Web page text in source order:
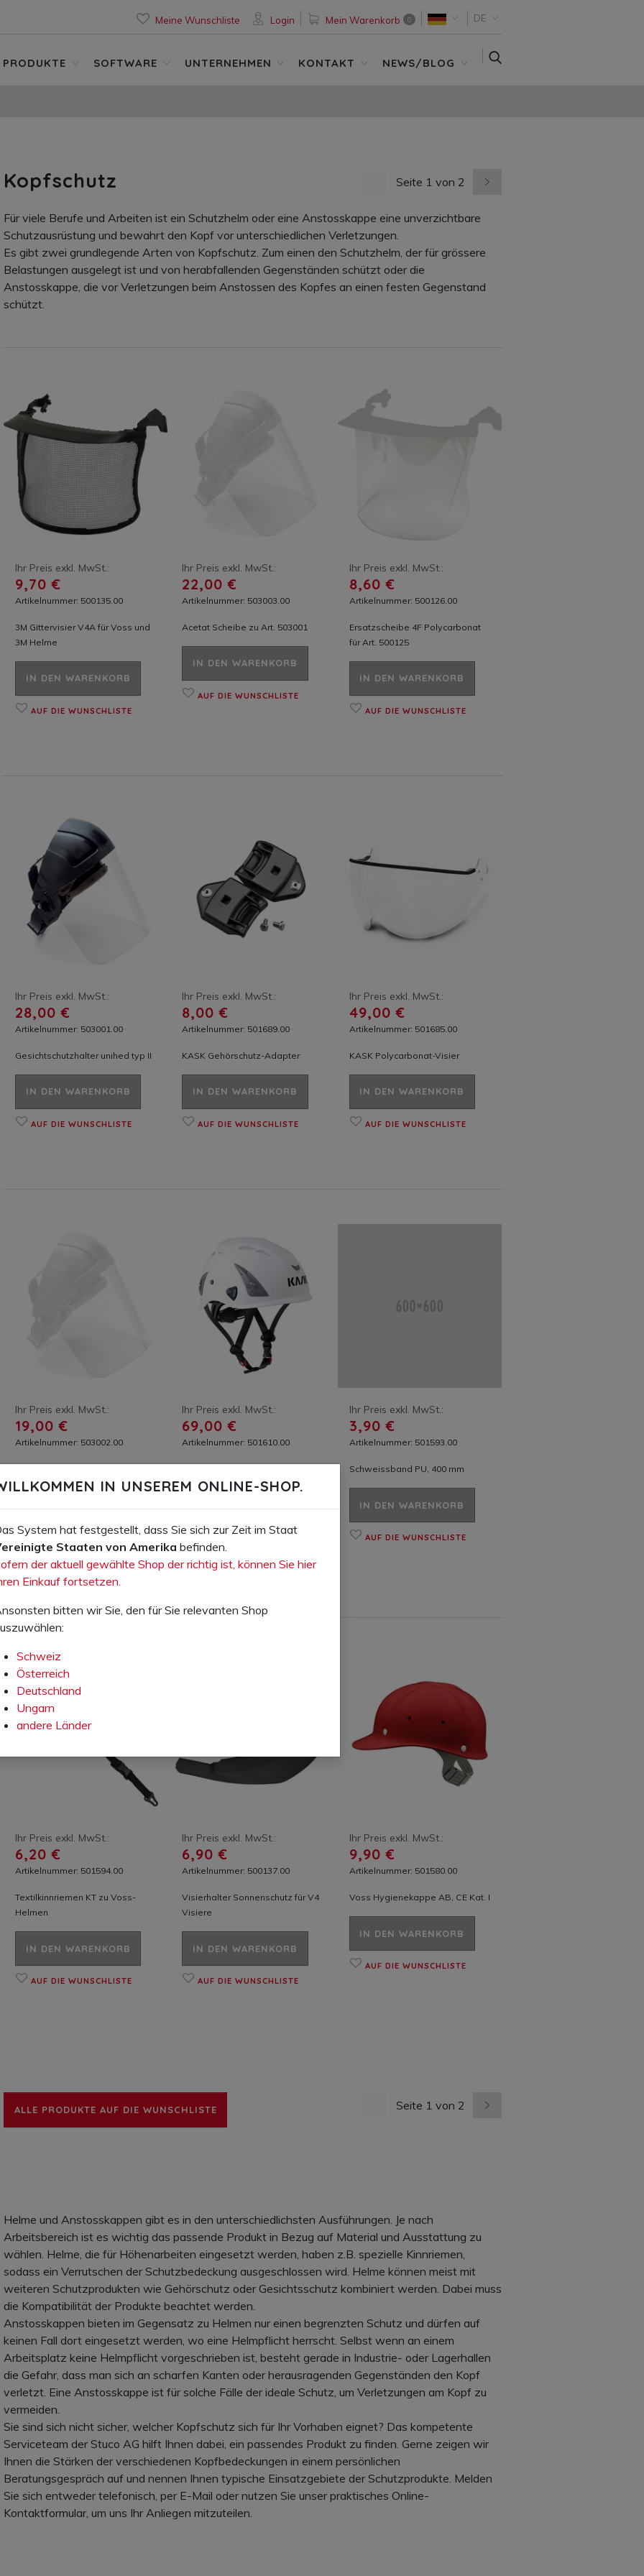
Meine Wunschliste Login Mein Warenkorb 0 DE
PRODUKTE SOFTWARE UNTERNEHMEN KONTAKT NEWS/BLOG
Kopfschutz
Seite 1 von 2
Für viele Berufe und Arbeiten ist ein Schutzhelm oder eine Anstosskappe eine unverzichtbare
Schutzausrüstung und bewahrt den Kopf vor unterschiedlichen Verletzungen.
Es gibt zwei grundlegende Arten von Kopfschutz. Zum einen den Schutzhelm, der für grössere
Belastungen ausgelegt ist und von herabfallenden Gegenständen schützt oder die
Anstosskappe, die vor Verletzungen beim Anstossen des Kopfes an einen festen Gegenstand
schützt.
Ihr Preis exkl. MwSt.:
9,70 €
Artikelnummer: 500135.00
3M Gittervisier V4A für Voss und
3M Helme
IN DEN WARENKORB
AUF DIE WUNSCHLISTE
Ihr Preis exkl. MwSt.:
22,00 €
Artikelnummer: 503003.00
Acetat Scheibe zu Art. 503001
IN DEN WARENKORB
AUF DIE WUNSCHLISTE
Ihr Preis exkl. MwSt.:
8,60 €
Artikelnummer: 500126.00
Ersatzscheibe 4F Polycarbonat
für Art. 500125
IN DEN WARENKORB
AUF DIE WUNSCHLISTE
Ihr Preis exkl. MwSt.:
28,00 €
Artikelnummer: 503001.00
Gesichtschutzhalter unihed typ II
IN DEN WARENKORB
AUF DIE WUNSCHLISTE
Ihr Preis exkl. MwSt.:
8,00 €
Artikelnummer: 501689.00
KASK Gehörschutz-Adapter
IN DEN WARENKORB
AUF DIE WUNSCHLISTE
Ihr Preis exkl. MwSt.:
49,00 €
Artikelnummer: 501685.00
KASK Polycarbonat-Visier
IN DEN WARENKORB
AUF DIE WUNSCHLISTE
Ihr Preis exkl. MwSt.:
19,00 €
Artikelnummer: 503002.00
503001
AUF DIE WUNSCHLISTE
Ihr Preis exkl. MwSt.:
69,00 €
Artikelnummer: 501610.00
AQ,
AUF DIE WUNSCHLISTE
Ihr Preis exkl. MwSt.:
3,90 €
Artikelnummer: 501593.00
Schweissband PU, 400 mm
IN DEN WARENKORB
AUF DIE WUNSCHLISTE
Ihr Preis exkl. MwSt.:
6,20 €
Artikelnummer: 501594.00
Textilkinnriemen KT zu Voss-
Helmen
IN DEN WARENKORB
AUF DIE WUNSCHLISTE
Ihr Preis exkl. MwSt.:
6,90 €
Artikelnummer: 500137.00
Visierhalter Sonnenschutz für V4
Visiere
IN DEN WARENKORB
AUF DIE WUNSCHLISTE
Ihr Preis exkl. MwSt.:
9,90 €
Artikelnummer: 501580.00
Voss Hygienekappe AB, CE Kat. I
IN DEN WARENKORB
AUF DIE WUNSCHLISTE
ALLE PRODUKTE AUF DIE WUNSCHLISTE
Seite 1 von 2
Helme und Anstosskappen gibt es in den unterschiedlichsten Ausführungen. Je nach
Arbeitsbereich ist es wichtig das passende Produkt in Bezug auf Material und Ausstattung zu
wählen. Helme, die für Höhenarbeiten eingesetzt werden, haben z.B. spezielle Kinnriemen,
sodass ein Verrutschen der Schutzbedeckung ausgeschlossen wird. Helme können meist mit
weiteren Schutzprodukten wie Gehörschutz oder Gesichtsschutz kombiniert werden. Dabei muss
die Kompatibilität der Produkte beachtet werden.
Anstosskappen bieten im Gegensatz zu Helmen nur einen begrenzten Schutz und dürfen auf
keinen Fall dort eingesetzt werden, wo eine Helmpflicht herrscht. Selbst wenn an einem
Arbeitsplatz keine Helmpflicht vorgeschrieben ist, besteht gerade in Industrie- oder Lagerhallen
die Gefahr, dass man sich an scharfen Kanten oder herausragenden Gegenständen den Kopf
verletzt. Eine Anstosskappe ist für solche Fälle der ideale Schutz, um Verletzungen am Kopf zu
vermeiden.
Sie sind sich nicht sicher, welcher Kopfschutz sich für Ihr Vorhaben eignet? Das kompetente
Serviceteam der Stuco AG hilft Ihnen dabei, ein passendes Produkt zu finden. Gerne zeigen wir
Ihnen die Stärken der verschiedenen Kopfbedeckungen in einem persönlichen
Beratungsgespräch auf und nennen Ihnen typische Einsatzgebiete der Schutzprodukte. Melden
Sie sich entweder telefonisch, per E-Mail oder nutzen Sie unser praktisches Online-
Kontaktformular, um uns Ihr Anliegen mitzuteilen.
IN UNSEREM ONLINE-SHOP.
System hat festgestellt, dass Sie sich zur Zeit im Staat
Staaten von Amerika befinden.
der aktuell gewählte Shop der richtig ist, können Sie hier
Einkauf fortsetzen.
bitten wir Sie, den für Sie relevanten Shop
Schweiz
Österreich
Deutschland
Ungarn
andere Länder